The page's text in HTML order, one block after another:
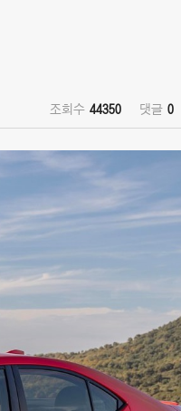
조회수 44350 댓글 0